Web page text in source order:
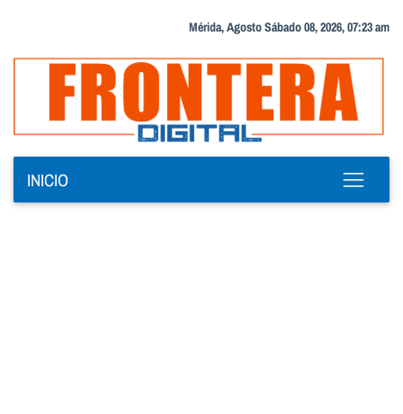
Mérida, Agosto Sábado 08, 2026, 07:23 am
INICIO